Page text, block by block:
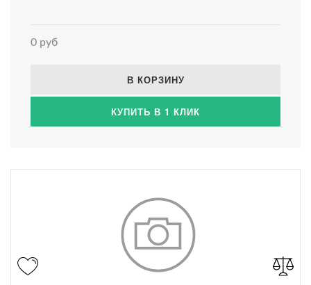
0 руб
В КОРЗИНУ
КУПИТЬ В 1 КЛИК